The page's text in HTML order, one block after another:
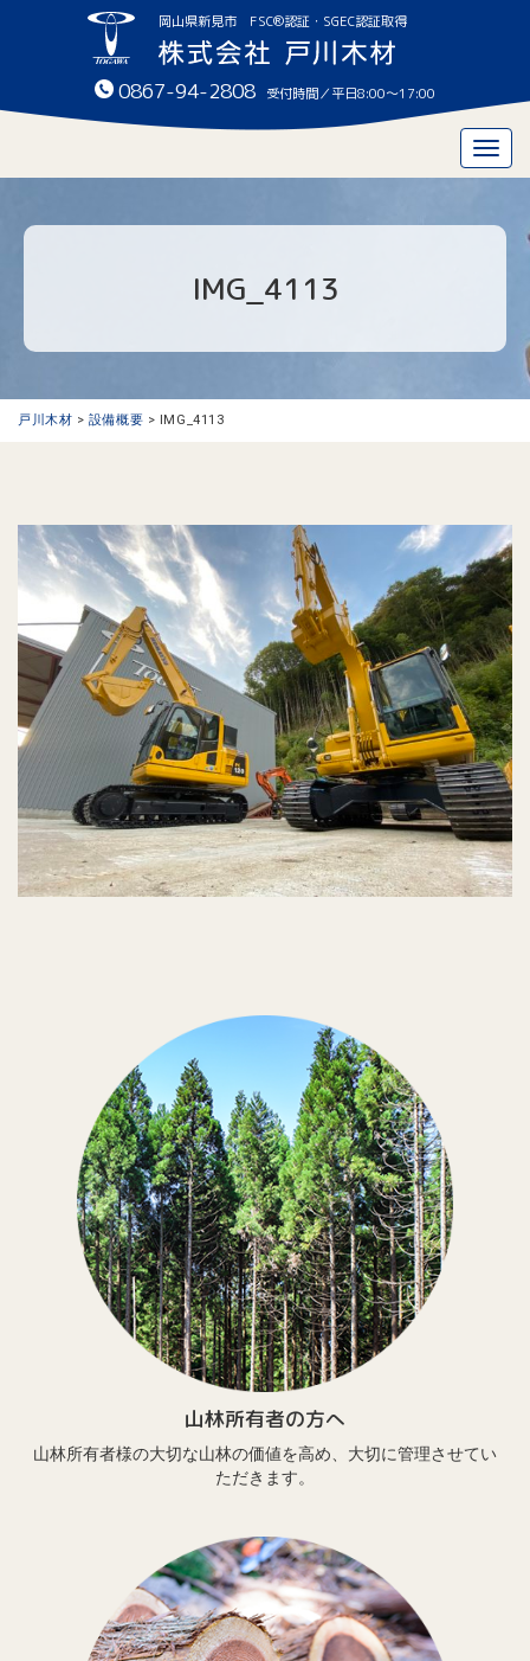
岡山県新見市 FSC®認証・SGEC認証取得
0867-94-2808 受付時間／平日8:00〜17:00
IMG_4113
戸川木材 > 設備概要 > IMG_4113
山林所有者の方へ
山林所有者様の大切な山林の価値を高め、大切に管理させてい
ただきます。